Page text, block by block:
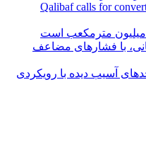
Qalibaf calls for
با فشارهای مضاعف
آسیب دیده با رویکردی